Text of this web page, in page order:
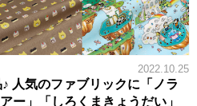
2022.10.25
人気のファブリックに「ノラ
ー」「しろくまきょうだい」